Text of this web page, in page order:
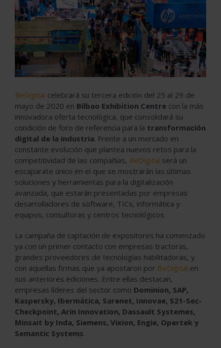
BeDigital celebrará su tercera edición del 25 al 29 de
mayo de 2020 en Bilbao Exhibition Centre con la más
innovadora oferta tecnológica, que consolidará su
condición de foro de referencia para la transformación
digital de la industria. Frente a un mercado en
constante evolución que plantea nuevos retos para la
competitividad de las compañías, BeDigital será un
escaparate único en el que se mostrarán las últimas
soluciones y herramientas para la digitalización
avanzada, que estarán presentadas por empresas
desarrolladores de software, TICs, informática y
equipos, consultoras y centros tecnológicos.
La campaña de captación de expositores ha comenzado
ya con un primer contacto con empresas tractoras,
grandes proveedores de tecnologías habilitadoras, y
con aquellas firmas que ya apostaron por BeDigital en
sus anteriores ediciones. Entre ellas destacan,
empresas líderes del sector como Dominion, SAP,
Kaspersky, Ibermática, Sarenet, Innovae, S21-Sec-
Checkpoint, Arin Innovation, Dassault Systemes,
Minsait by Inda, Siemens, Vixion, Engie, Opertek y
Semantic Systems.